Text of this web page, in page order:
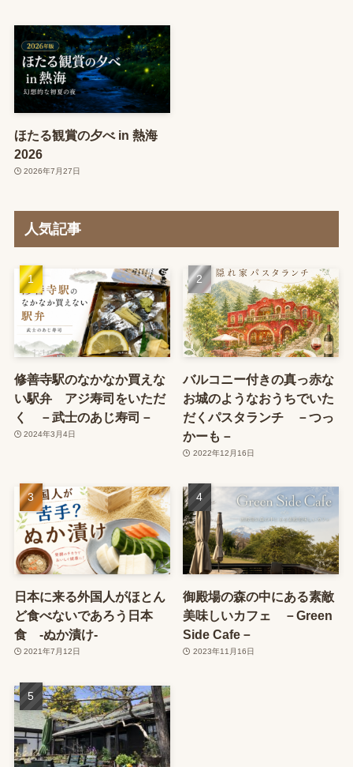
ほたる観賞の夕べ in 熱海
2026
2026年7月27日
人気記事
修善寺駅のなかなか買えな
い駅弁 アジ寿司をいただ
く －武士のあじ寿司－
2024年3月4日
バルコニー付きの真っ赤な
お城のようなおうちでいた
だくパスタランチ －つっ
かーも－
2022年12月16日
日本に来る外国人がほとん
ど食べないであろう日本
食 ‐ぬか漬け‐
2021年7月12日
御殿場の森の中にある素敵
美味しいカフェ －Green
Side Cafe－
2023年11月16日